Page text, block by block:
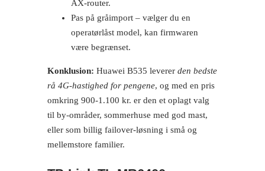
AX-router.
Pas på gråimport – vælger du en
operatørlåst model, kan firmwaren
være begrænset.
Konklusion: Huawei B535 leverer den bedste
rå 4G-hastighed for pengene, og med en pris
omkring 900-1.100 kr. er den et oplagt valg
til by-områder, sommerhuse med god mast,
eller som billig failover-løsning i små og
mellemstore familier.